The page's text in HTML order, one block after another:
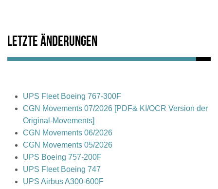
Letzte Änderungen
UPS Fleet Boeing 767-300F
CGN Movements 07/2026 [PDF& KI/OCR Version der
Original-Movements]
CGN Movements 06/2026
CGN Movements 05/2026
UPS Boeing 757-200F
UPS Fleet Boeing 747
UPS Airbus A300-600F